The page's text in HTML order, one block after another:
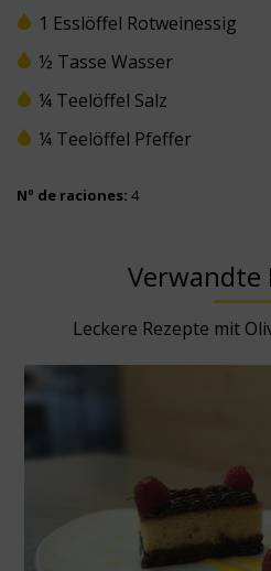
1 Esslöffel Rotweinessig
½ Tasse Wasser
¼ Teelöffel Salz
¼ Teelöffel Pfeffer
Nº de raciones: 4
Verwandte
Leckere Rezepte mit